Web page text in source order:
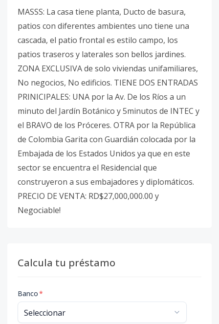
MASSS: La casa tiene planta, Ducto de basura,
patios con diferentes ambientes uno tiene una
cascada, el patio frontal es estilo campo, los
patios traseros y laterales son bellos jardines.
ZONA EXCLUSIVA de solo viviendas unifamiliares,
No negocios, No edificios. TIENE DOS ENTRADAS
PRINICIPALES: UNA por la Av. De los Ríos a un
minuto del Jardín Botánico y 5minutos de INTEC y
el BRAVO de los Próceres. OTRA por la República
de Colombia Garita con Guardián colocada por la
Embajada de los Estados Unidos ya que en este
sector se encuentra el Residencial que
construyeron a sus embajadores y diplomáticos.
PRECIO DE VENTA: RD$27,000,000.00 y
Negociable!
Calcula tu préstamo
Banco*